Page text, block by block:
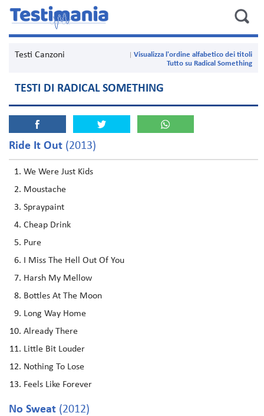
Testi Canzoni
Visualizza l'ordine alfabetico dei titoli
Tutto su Radical Something
TESTI DI RADICAL SOMETHING
Ride It Out (2013)
We Were Just Kids
Moustache
Spraypaint
Cheap Drink
Pure
I Miss The Hell Out Of You
Harsh My Mellow
Bottles At The Moon
Long Way Home
Already There
Little Bit Louder
Nothing To Lose
Feels Like Forever
No Sweat (2012)